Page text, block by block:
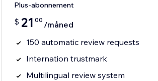
Plus-abonnement
$ 21 00 /måned
150 automatic review requests
Internation trustmark
Multilingual review system